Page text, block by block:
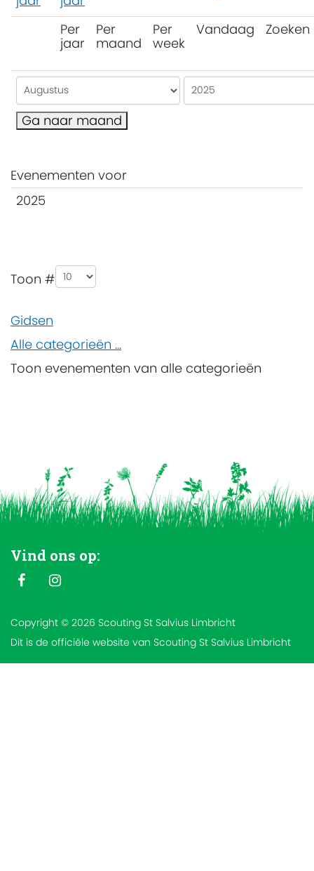
Per
jaar
Per
maand
Per
week
Vandaag Zoeken
Ga naar maand
Evenementen voor
2025
Pagination List Limit
Toon #
Gidsen
Alle categorieën ...
Toon evenementen van alle categorieën
Vind ons op:
Copyright © 2026 Scouting St Salvius Limbricht
Dit is de officiële website van Scouting St Salvius Limbricht